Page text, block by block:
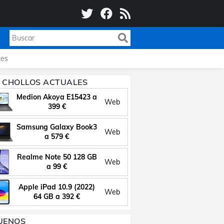
CHOLLOS ACTUALES
Medion Akoya E15423 a
399 €
Web
Samsung Galaxy Book3
a 579 €
Web
Realme Note 50 128 GB
a 99 €
Web
Apple iPad 10.9 (2022)
64 GB a 392 €
Web